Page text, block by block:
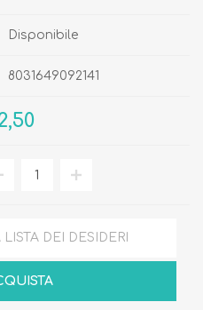
Disponibile
8031649092141
DEI DESIDERI